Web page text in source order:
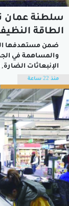
سلطنة عمان
الطاقة
الكهرباء
ضمن مستهدفها
والمساهمة في
الإنبعاثات
الاعتماد على
مزيج إنتاج
الانتاج, ولا تزيد
منذ 22 ساعة